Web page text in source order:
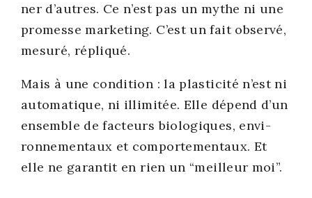
ner d’autres. Ce n’est pas un mythe ni une
pro­messe mar­ke­ting. C’est un fait obser­vé,
mesu­ré, répli­qué.
Mais à une condi­tion : la plas­ti­ci­té n’est ni
auto­ma­tique, ni illi­mi­tée. Elle dépend d’un
ensemble de fac­teurs bio­lo­giques, envi­
ron­ne­men­taux et com­por­te­men­taux. Et
elle ne garan­tit en rien un “meilleur moi”.